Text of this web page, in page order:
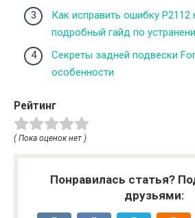
Как исправить ошибку
подробный гайд по
Секреты задней подвески
особенности
Рейтинг
( Пока оценок нет )
Понравилась статья?
друзьями: